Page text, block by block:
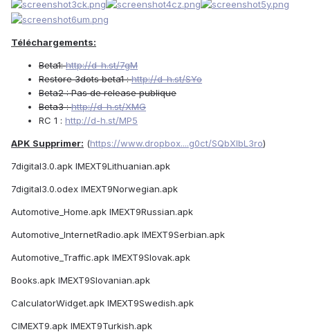
Téléchargements:
Beta1:http://d-h.st/7gM
Restore 3dots beta1 :http://d-h.st/SYo
Beta2 : Pas de release publique
Beta3 :http://d-h.st/XMG
RC 1 : http://d-h.st/MP5
APK Supprimer: (https://www.dropbox....g0ct/SQbXlbL3ro)
7digital3.0.apk IMEXT9Lithuanian.apk
7digital3.0.odex IMEXT9Norwegian.apk
Automotive_Home.apk IMEXT9Russian.apk
Automotive_InternetRadio.apk IMEXT9Serbian.apk
Automotive_Traffic.apk IMEXT9Slovak.apk
Books.apk IMEXT9Slovanian.apk
CalculatorWidget.apk IMEXT9Swedish.apk
CIMEXT9.apk IMEXT9Turkish.apk